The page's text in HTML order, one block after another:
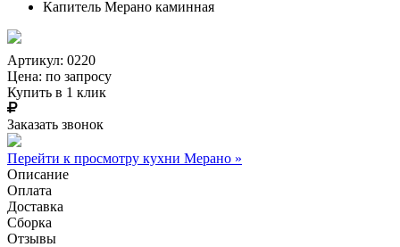
Капитель Мерано каминная
Артикул: 0220
Цена: по запросу
Купить в 1 клик
Заказать звонок
Перейти к просмотру кухни Мерано »
Описание
Оплата
Доставка
Сборка
Отзывы